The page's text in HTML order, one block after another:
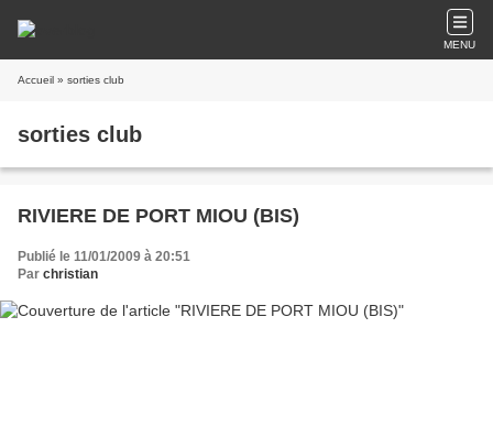
MENU
Accueil » sorties club
sorties club
RIVIERE DE PORT MIOU (BIS)
Publié le 11/01/2009 à 20:51
Par christian